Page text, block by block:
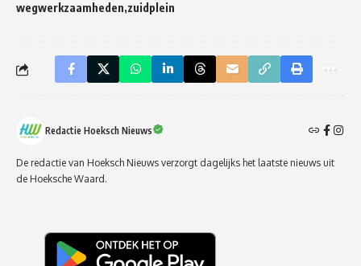
wegwerkzaamheden zuidplein
Redactie Hoeksch Nieuws
De redactie van Hoeksch Nieuws verzorgt dagelijks het laatste nieuws uit
de Hoeksche Waard.